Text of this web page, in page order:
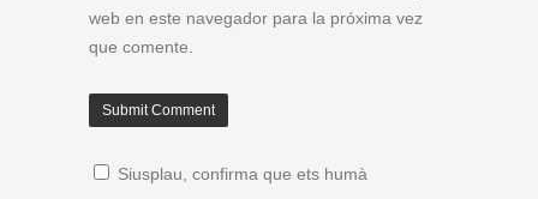
web en este navegador para la próxima vez
que comente.
Siusplau, confirma que ets humà